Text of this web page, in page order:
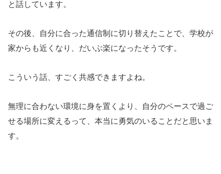
と話しています。
その後、自分に合った通信制に切り替えたことで、学校が
家からも近くなり、だいぶ楽になったそうです。
こういう話、すごく共感できますよね。
無理に合わない環境に身を置くより、自分のペースで過ご
せる場所に変えるって、本当に勇気のいることだと思いま
す。